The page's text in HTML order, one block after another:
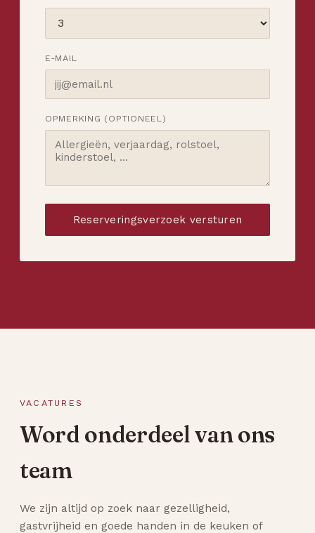
E-MAIL
OPMERKING (OPTIONEEL)
Reserveringsverzoek versturen
VACATURES
Word onderdeel van ons
team
We zijn altijd op zoek naar gezelligheid,
gastvrijheid en goede handen in de keuken of